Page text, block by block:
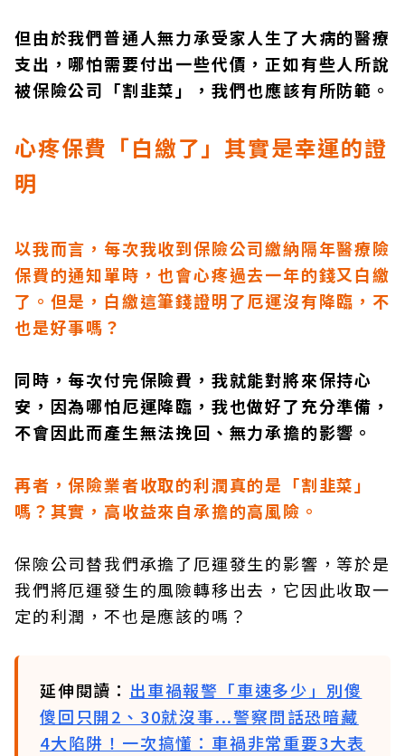
但由於我們普通人無力承受家人生了大病的醫療
支出，哪怕需要付出一些代價，正如有些人所說
被保險公司「割韭菜」，我們也應該有所防範。
心疼保費「白繳了」其實是幸運的證
明
以我而言，每次我收到保險公司繳納隔年醫療險
保費的通知單時，也會心疼過去一年的錢又白繳
了。但是，白繳這筆錢證明了厄運沒有降臨，不
也是好事嗎？
同時，每次付完保險費，我就能對將來保持心
安，因為哪怕厄運降臨，我也做好了充分準備，
不會因此而產生無法挽回、無力承擔的影響。
再者，保險業者收取的利潤真的是「割韭菜」
嗎？其實，高收益來自承擔的高風險。
保險公司替我們承擔了厄運發生的影響，等於是
我們將厄運發生的風險轉移出去，它因此收取一
定的利潤，不也是應該的嗎？
延伸閱讀： 出車禍報警「車速多少」別傻
傻回只開2、30就沒事...警察問話恐暗藏
4大陷阱！一次搞懂：車禍非常重要3大表